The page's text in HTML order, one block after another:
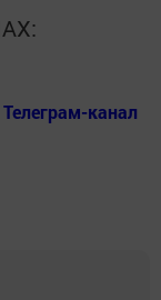
Телеграм-канал